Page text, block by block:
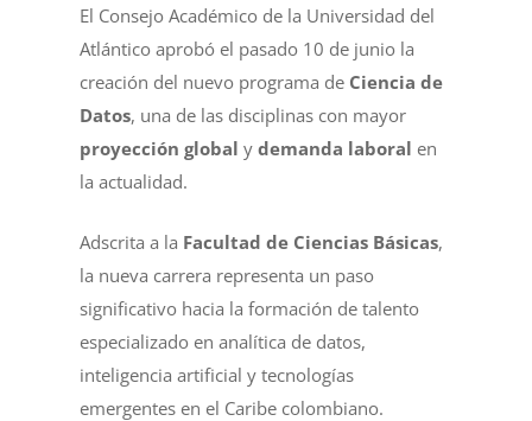
El Consejo Académico de la Universidad del
Atlántico aprobó el pasado 10 de junio la
creación del nuevo programa de Ciencia de
Datos, una de las disciplinas con mayor
proyección globalydemanda laboral en
la actualidad.
Adscrita a la Facultad de Ciencias Básicas,
la nueva carrera representa un paso
significativo hacia la formación de talento
especializado en analítica de datos,
inteligencia artificial y tecnologías
emergentes en el Caribe colombiano.